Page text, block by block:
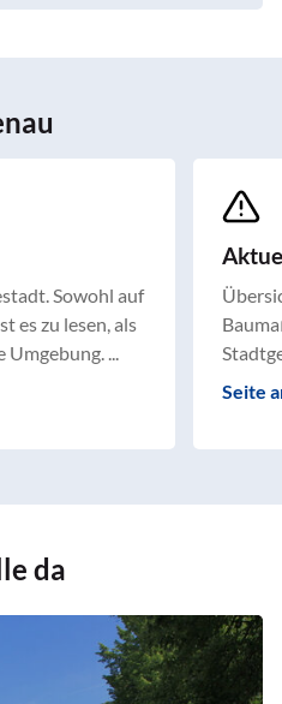
Sowohl auf
es zu lesen, als
...
Seite
da